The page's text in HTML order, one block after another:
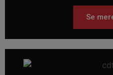
Se